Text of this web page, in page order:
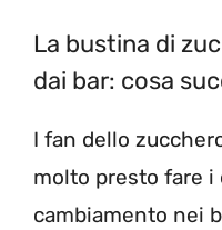
La bustina di
dai bar: cosa
I fan dello
molto presto fare i
cambiamento nei